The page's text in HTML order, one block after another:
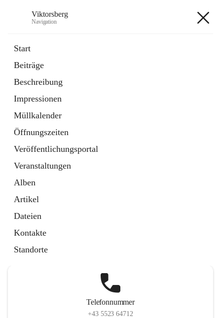
Viktorsberg
Navigation
Start
Beiträge
Beschreibung
Impressionen
Müllkalender
Öffnungszeiten
Veröffentlichungsportal
Veranstaltungen
Alben
Artikel
Dateien
Kontakte
Standorte
1 Schnellzugriff
Bürgerservice
10 Schnellzugriffe
Telefonnummer
+43 5523 64712